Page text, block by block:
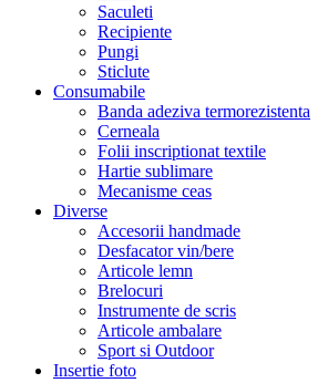
Saculeti
Recipiente
Pungi
Sticlute
Consumabile
Banda adeziva termorezistenta
Cerneala
Folii inscriptionat textile
Hartie sublimare
Mecanisme ceas
Diverse
Accesorii handmade
Desfacator vin/bere
Articole lemn
Brelocuri
Instrumente de scris
Articole ambalare
Sport si Outdoor
Insertie foto